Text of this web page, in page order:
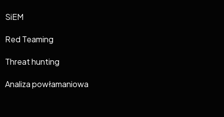
SiEM
Red Teaming
Threat hunting
Analiza powłamaniowa